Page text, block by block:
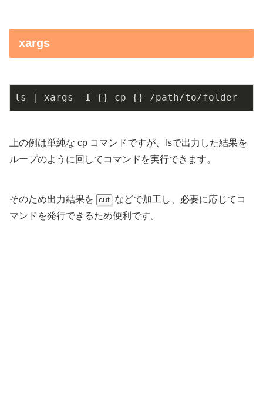
xargs
ls | xargs -I {} cp {} /path/to/folder
上の例は単純な cp コマンドですが、lsで出力した結果を
ループのように回してコマンドを実行できます。
そのため出力結果を cut などで加工し、必要に応じてコ
マンドを発行できるため便利です。